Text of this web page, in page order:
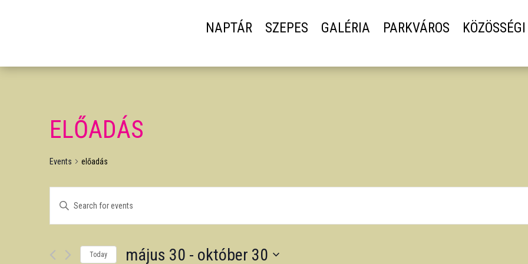
NAPTÁR SZEPES GALÉRIA PARKVÁROS
ELŐADÁS
Events előadás
SEARCH
AND
NAVIGATION
Enter
for
Today május 30 - október 30